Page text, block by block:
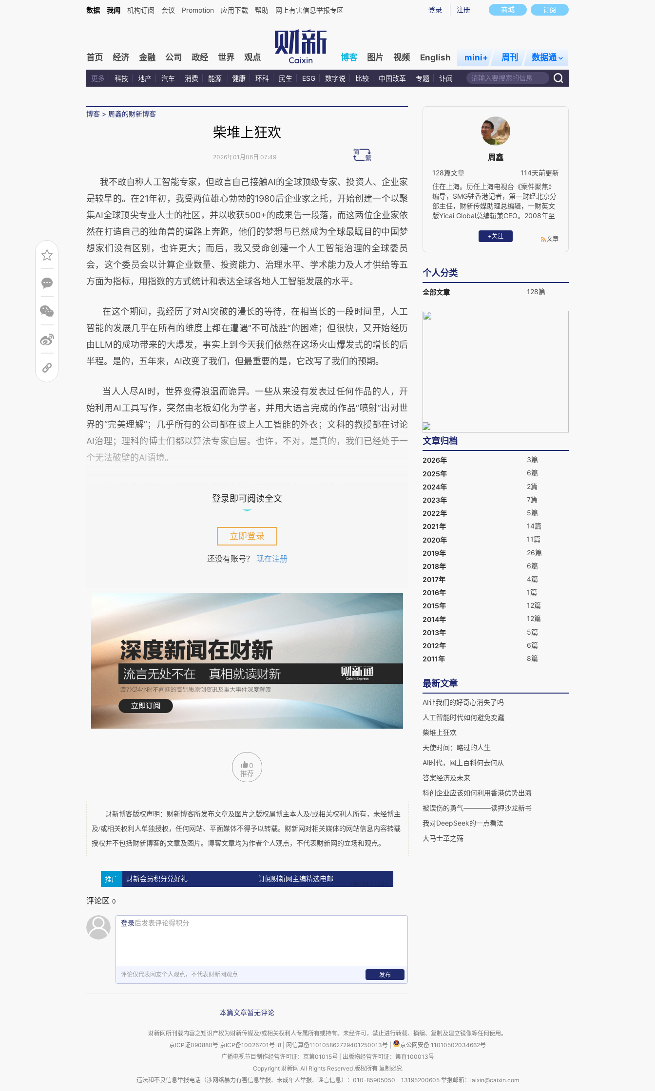
商城 订阅
登录 注册
数据 我闻 机构订阅 会议 Promotion 应用下载 帮助 网上有害信息举报专区
首页 经济 金融 公司 政经 世界 观点 博客 图片 视频 English mini+ 周刊 数据通
更多 科技 地产 汽车 消费 能源 健康 环科 民生 ESG 数字说 比较 中国改革 专题 讣闻
博客 > 周鑫的财新博客
柴堆上狂欢
2026年01月06日 07:49
我不敢自称人工智能专家，但敢言自己接触AI的全球顶级专家、投资人、企业家
是较早的。在21年初，我受两位雄心勃勃的1980后企业家之托，开始创建一个以聚
集AI全球顶尖专业人士的社区，并以收获500+的成果告一段落，而这两位企业家依
然在打造自己的独角兽的道路上奔跑，他们的梦想与已然成为全球最瞩目的中国梦
想家们没有区别，也许更大；而后，我又受命创建一个人工智能治理的全球委员
会，这个委员会以计算企业数量、投资能力、治理水平、学术能力及人才供给等五
方面为指标，用指数的方式统计和表达全球各地人工智能发展的水平。
在这个期间，我经历了对AI突破的漫长的等待，在相当长的一段时间里，人工
智能的发展几乎在所有的维度上都在遭遇“不可战胜”的困难；但很快，又开始经历
由LLM的成功带来的大爆发，事实上到今天我们依然在这场火山爆发式的增长的后
半程。是的，五年来， AI改变了我们，但最重要的是，它改写了我们的预期。
当人人尽AI时，世界变得浪温而诡异。一些从来没有发表过任何作品的人，开
始利用AI工具写作，突然由老板幻化为学者，并用大语言完成的作品“喷射”出对世
界的“完美理解”；几乎所有的公司都在披上人工智能的外衣；文科的教授都在讨论
AI治理；理科的博士们都以算法专家自居。也许，不对，是真的，我们已经处于一
个无法破壁的AI语境。
的估值逻辑，而市场中无人愿作清醒者，因为清醒本身就已经成为“代价”。是的，
亿美金且不接受降价 的时候；当做AI Agent
写进
，然后融了上亿人民币的时候；当做教育培训的老师把自己的课件喂给
然后在小红书上
我们就已
经不在讨论“是否泡沫”了，我们只是在争论 “泡沫究竟已经吹到了第几层
人类从来不缺贪婪，但这一次贪婪获得了神迹般的加持：它披上了一层
史上最伟大的技术革命”的圣袍！几乎所有能发声的 “ 看懂
时代的人”，几乎所有手里还有点现金流的创业者都把原有业务砍掉改名“××AI”，几
乎所有投资人都患上了“FOMO性甲亢”——害怕自己成为那个“错过了互联网、错过
而最可怕的，是绝大多数参与者其实是清醒的。他们心里清楚这很虚，知道很
大厂的故事，因为它“卖得太好了”，也许更是太及时了吧……
登录即可阅读全文
立即登录
还没有账号？ 现在注册
0
推荐
财新博客版权声明：财新博客所发布文章及图片之版权属博主本人及/或相关权利人所有，未经博主
及/或相关权利人单独授权，任何网站、平面媒体不得予以转载。财新网对相关媒体的网站信息内容转载
授权并不包括财新博客的文章及图片。博客文章均为作者个人观点，不代表财新网的立场和观点。
推广 财新会员积分兑好礼 订阅财新网主编精选电邮
评论区 0
登录后发表评论得积分
评论仅代表网友个人观点，不代表财新网观点 发布
本篇文章暂无评论
周鑫
128篇文章
114天前更新
住在上海。历任上海电视台《案件聚焦》
编导，SMG驻香港记者，第一财经北京分
部主任，财新传媒助理总编辑，一财英文
版Yicai Global总编辑兼CEO。2008年至
尼斯、叙利亚、乌克兰等等战争和政治动
荡的核心地带采访报道。
+关注 文章
个人分类
全部文章 128篇
文章归档
2026年
3篇
2025年
6篇
2024年
2篇
2023年
7篇
2022年
5篇
2021年
14篇
2020年
11篇
2019年
26篇
2018年
6篇
2017年
4篇
2016年
1篇
2015年
12篇
2014年
12篇
2013年
5篇
2012年
6篇
2011年
8篇
最新文章
AI让我们的好奇心消失了吗
人工智能时代如何避免变蠢
柴堆上狂欢
天使时间：略过的人生
AI时代，网上百科何去何从
答案经济及未来
科创企业应该如何利用香港优势出海
被误伤的勇气————读押沙龙新书
我对DeepSeek的一点看法
大马士革之殇
财新网所刊载内容之知识产权为财新传媒及/或相关权利人专属所有或持有。未经许可，禁止进行转载、摘编、复制及建立镜像等任何使用。
京ICP证090880号 京ICP备10026701号-8 网信算备110105862729401250013号
京公网安备 11010502034662号
广播电视节目制作经营许可证：京第01015号
出版物经营许可证：第直100013号
Copyright 财新网 All Rights Reserved 版权所有 复制必究
违法和不良信息举报电话（涉网络暴力有害信息举报、未成年人举报、谣言信息）：010-85905050 13195200605 举报邮箱：laixin@caixin.com